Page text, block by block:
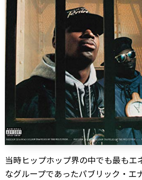
当時ヒップホップ界の中でも最もエ
なグループであったパブリック・エ